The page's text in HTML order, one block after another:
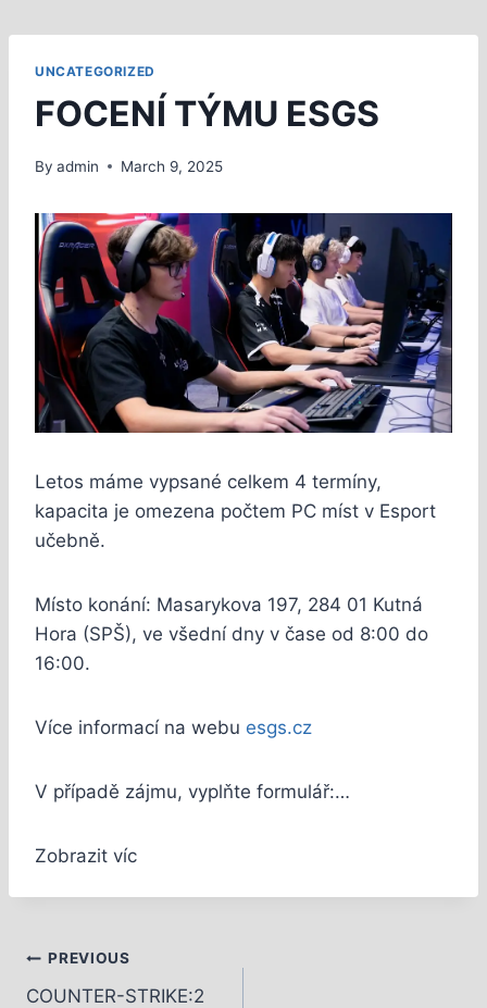
UNCATEGORIZED
FOCENÍ TÝMU ESGS
By admin March 9, 2025
Letos máme vypsané celkem 4 termíny,
kapacita je omezena počtem PC míst v Esport
učebně.
Místo konání: Masarykova 197, 284 01 Kutná
Hora (SPŠ), ve všední dny v čase od 8:00 do
16:00.
Více informací na webu esgs.cz
V případě zájmu, vyplňte formulář:…
Zobrazit víc
PREVIOUS
COUNTER-STRIKE:2